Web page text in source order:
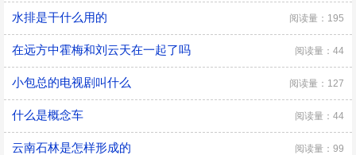
水排是干什么用的 阅读量：195
在远方中霍梅和刘云天在一起了吗 阅读量：44
小包总的电视剧叫什么 阅读量：127
什么是概念车 阅读量：44
云南石林是怎样形成的 阅读量：99